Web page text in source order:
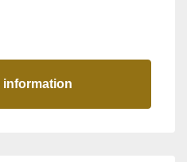
information